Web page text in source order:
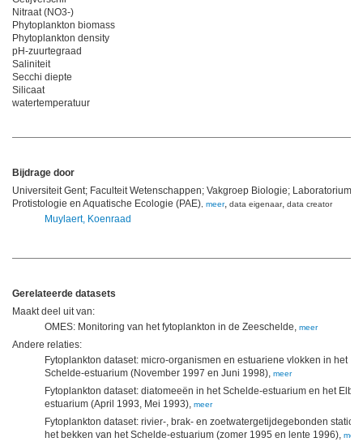
Nitraat (NO3-)
Phytoplankton biomass
Phytoplankton density
pH-zuurtegraad
Saliniteit
Secchi diepte
Silicaat
watertemperatuur
Bijdrage door
Universiteit Gent; Faculteit Wetenschappen; Vakgroep Biologie; Laboratorium
Protistologie en Aquatische Ecologie (PAE), meer, data eigenaar, data creator
Muylaert, Koenraad
Gerelateerde datasets
Maakt deel uit van:
OMES: Monitoring van het fytoplankton in de Zeeschelde, meer
Andere relaties:
Fytoplankton dataset: micro-organismen en estuariene vlokken in het
Schelde-estuarium (November 1997 en Juni 1998), meer
Fytoplankton dataset: diatomeeën in het Schelde-estuarium en het Elbe-
estuarium (April 1993, Mei 1993), meer
Fytoplankton dataset: rivier-, brak- en zoetwatergetijdegebonden
het bekken van het Schelde-estuarium (zomer 1995 en lente 1996), meer